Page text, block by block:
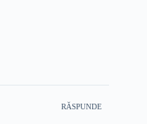
RĂSPUNDE